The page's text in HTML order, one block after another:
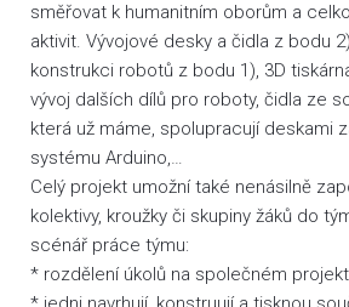
směřovat k humanitním oborům a
aktivit. Vývojové desky a čidla z bodu
konstrukci robotů z bodu 1), 3D
vývoj dalších dílů pro roboty, čidla ze
která už máme, spolupracují deskami
systému Arduino,…
Celý projekt umožní také nenásilně
kolektivy, kroužky či skupiny žáků do
scénář práce týmu:
* rozdělení úkolů na společném